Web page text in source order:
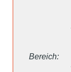
Bereich: